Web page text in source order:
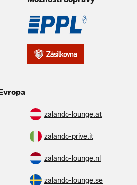
zalando-lounge.at
zalando-prive.it
zalando-lounge.nl
zalando-lounge.se